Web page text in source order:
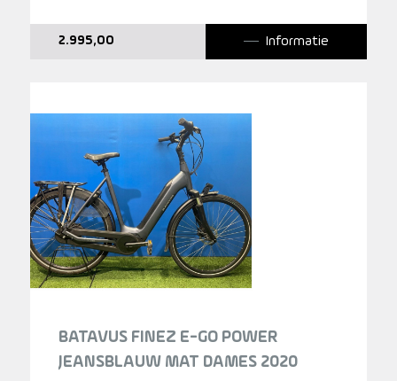
2.995,00 Informatie
BATAVUS FINEZ E-GO POWER
JEANSBLAUW MAT DAMES 2020